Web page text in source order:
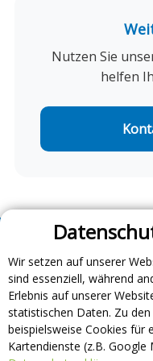
Hinweis: Der
Fahrzeugmodell
Eine regelmäßige
Energieverlust zu
längere Zeiträume
Ladevorgang
Ladestrom-Vertrag
Nutzen Sie
helfen
Unternehmen
Support
Über uns
Impressum
Häufig gestellte
Wir setzen auf unserer
sind essenziell, während
Erlebnis auf unserer
statistischen Daten. Zu
beispielsweise Cookies für
Kartendienste (z.B. Google